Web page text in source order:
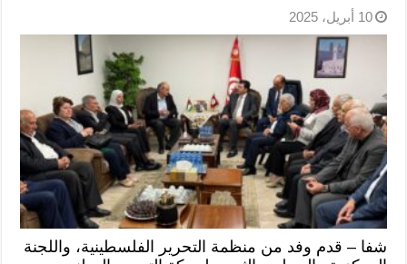
10 أبريل، 2025
شفا – قدم وفد من منظمة التحرير الفلسطينية، واللجنة